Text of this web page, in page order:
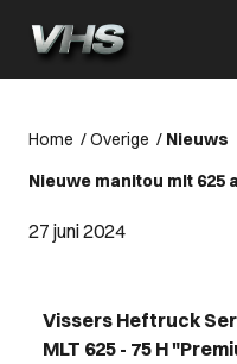
Home /Overige / Nieuws
Nieuwe manitou mlt 625
27 juni 2024
Vissers Heftruck
MLT 625 - 75 H